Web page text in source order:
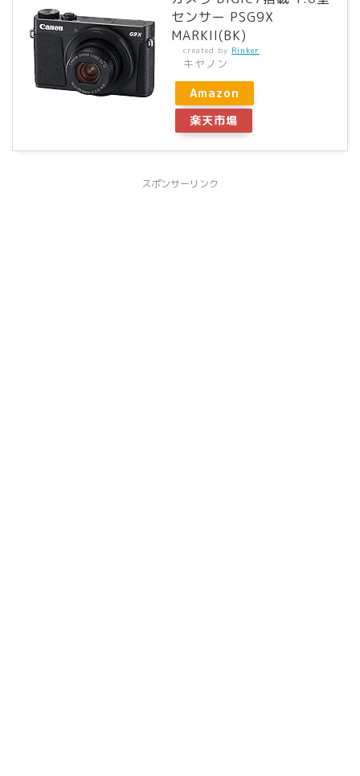
センサー PSG9X
MARKII(BK)
created by Rinker
キヤノン
Amazon
楽天市場
スポンサーリンク